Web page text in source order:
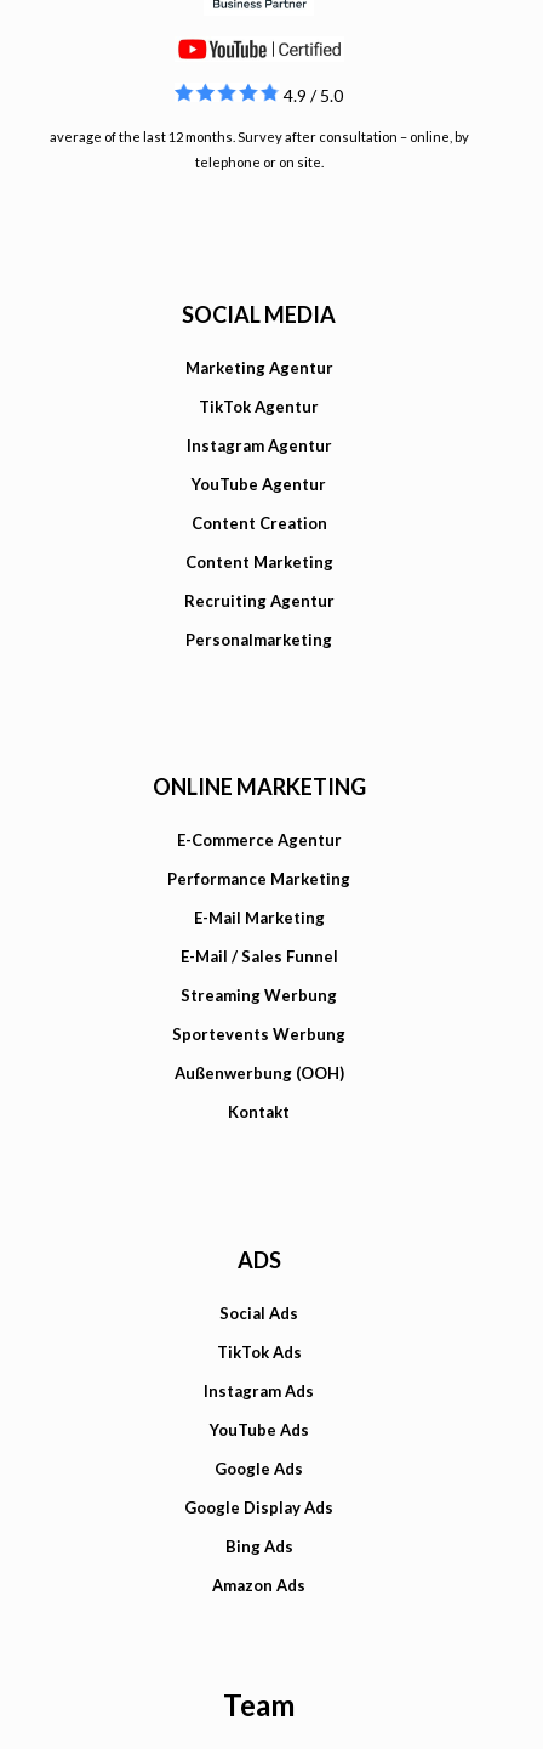
4.9 / 5.0
average of the last 12 months. Survey after consultation – online, by
telephone or on site.
SOCIAL MEDIA
Marketing Agentur
TikTok Agentur
Instagram Agentur
YouTube Agentur
Content Creation
Content Marketing
Recruiting Agentur
Personalmarketing
ONLINE MARKETING
E-Commerce Agentur
Performance Marketing
E-Mail Marketing
E-Mail / Sales Funnel
Streaming Werbung
Sportevents Werbung
Außenwerbung (OOH)
Kontakt
ADS
Social Ads
TikTok Ads
Instagram Ads
YouTube Ads
Google Ads
Google Display Ads
Bing Ads
Amazon Ads
Team